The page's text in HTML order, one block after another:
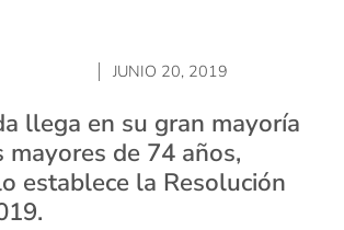
JUNIO 20, 2019
llega en su gran mayoría
mayores de 74 años,
establece la Resolución